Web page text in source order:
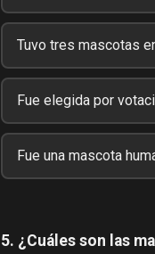
Tuvo tres mascotas
Fue elegida por
Fue una mascota
5. ¿Cuáles son las